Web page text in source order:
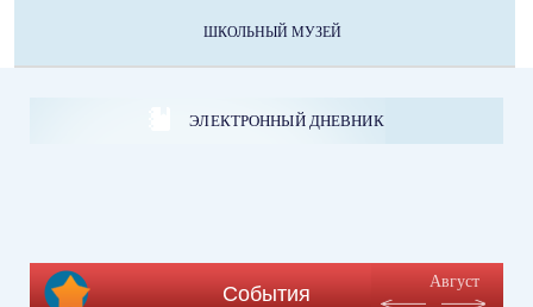
ШКОЛЬНЫЙ МУЗЕЙ
ЭЛЕКТРОННЫЙ ДНЕВНИК
События
Август